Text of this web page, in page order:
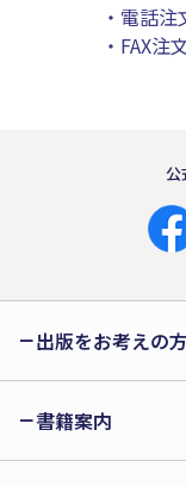
・電話注
・FAX注
公
出版をお考えの
書籍案内